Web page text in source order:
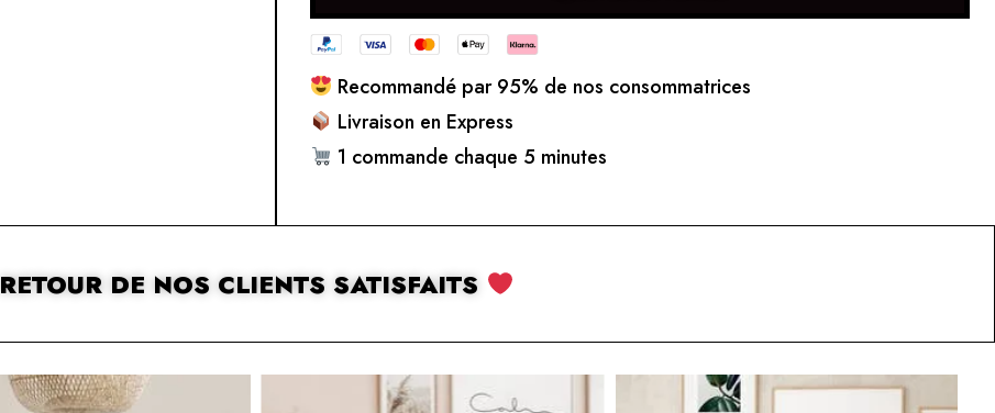
Recommandé par 95% de nos consommatrices
Livraison en Express
1 commande chaque 5 minutes
RETOUR DE NOS CLIENTS SATISFAITS